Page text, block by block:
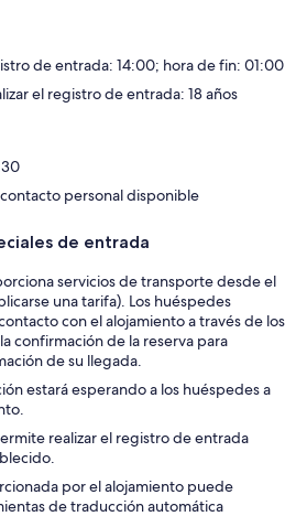
de entrada: 14:00; hora de fin: 01:00
el registro de entrada: 18 años
personal disponible
de entrada
servicios de transporte desde el
una tarifa). Los huéspedes
con el alojamiento a través de los
confirmación de la reserva para
de su llegada.
estará esperando a los huéspedes a
realizar el registro de entrada
por el alojamiento puede
de traducción automática